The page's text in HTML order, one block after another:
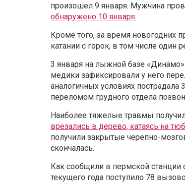
произошел 9 января. Мужчина
обнаружено 10 января.
Кроме того, за время новогодних
катании с горок, в том числе один
3 января на лыжной базе
медики зафиксировали у него
аналогичных условиях
переломом грудного отдела
Наиболее тяжелые травмы
врезались в дерево, катаясь на
получили закрытые черепно-
скончалась.
Как сообщили в пермской
текущего года поступило 78